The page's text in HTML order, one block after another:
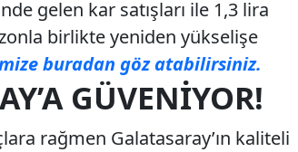
gelen kar satışları ile 1,3 lira
birlikte yeniden yükselişe
buradan göz atabilirsiniz.
GÜVENIYOR!
rağmen Galatasaray’ın kaliteli